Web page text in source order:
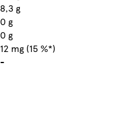
8,3 g
0 g
0 g
12 mg (15 %*)
-